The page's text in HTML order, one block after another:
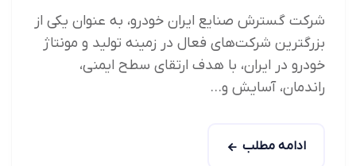
شرکت گسترش صنایع ایران خودرو، به عنوان یکی از
بزرگترین شرکت‌های فعال در زمینه تولید و مونتاژ
خودرو در ایران، با هدف ارتقای سطح ایمنی،
راندمان، آسایش و...
ادامه مطلب